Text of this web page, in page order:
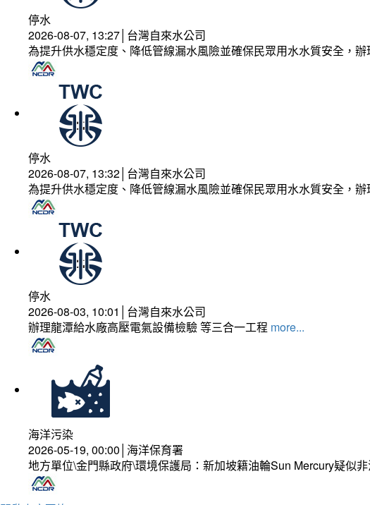
停水
2026-08-07, 13:27│台灣自來水公司
為提升供水穩定度、降低管線漏水風險並確保民眾用水水質安全，
停水
2026-08-07, 13:32│台灣自來水公司
為提升供水穩定度、降低管線漏水風險並確保民眾用水水質安全，
停水
2026-08-03, 10:01│台灣自來水公司
辦理龍潭給水廠高壓電氣設備檢驗 等三合一工程 more...
海洋污染
2026-05-19, 00:00│海洋保育署
地方單位\金門縣政府\環境保護局：新加坡籍油輪Sun Mercury疑似